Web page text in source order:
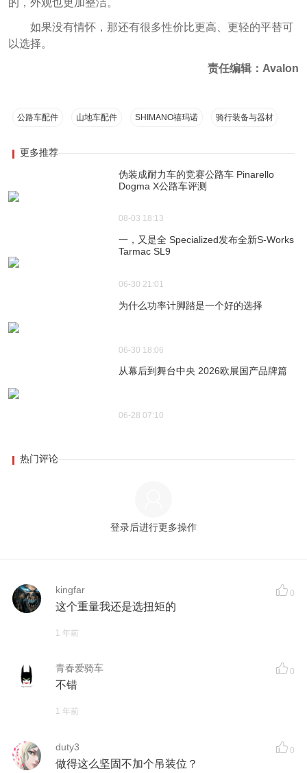
的，外观也更加整洁。
如果没有情怀，那还有很多性价比更高、更轻的平替可
以选择。
责任编辑：Avalon
公路车配件 山地车配件 SHIMANO禧玛诺 骑行装备与器材
更多推荐
伪装成耐力车的竞赛公路车 Pinarello
Dogma X公路车评测
08-03 18:13
一，又是全 Specialized发布全新S-Works
Tarmac SL9
06-30 21:01
为什么功率计脚踏是一个好的选择
06-30 18:06
从幕后到舞台中央 2026欧展国产品牌篇
06-28 07:10
热门评论
登录后进行更多操作
kingfar 0
这个重量我还是选扭矩的
1 年前
青春爱骑车 0
不错
1 年前
duty3 0
做得这么坚固不加个吊装位？